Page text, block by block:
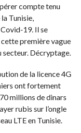
compte tenu
Tunisie,
19. Il se
première vague
secteur. Décryptage.
de la licence 4G
ont fortement
millions de dinars
rubis sur l’ongle
LTE en Tunisie.